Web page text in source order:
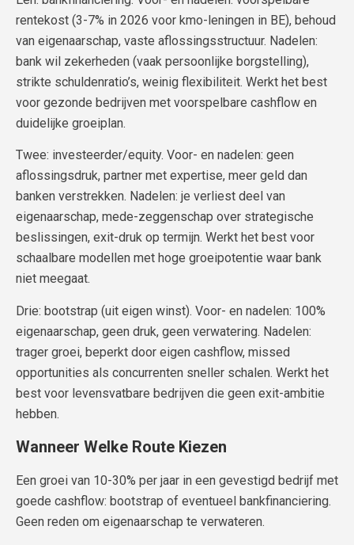
rentekost (3-7% in 2026 voor kmo-leningen in BE), behoud
van eigenaarschap, vaste aflossingsstructuur. Nadelen:
bank wil zekerheden (vaak persoonlijke borgstelling),
strikte schuldenratio’s, weinig flexibiliteit. Werkt het best
voor gezonde bedrijven met voorspelbare cashflow en
duidelijke groeiplan.
Twee: investeerder/equity. Voor- en nadelen: geen
aflossingsdruk, partner met expertise, meer geld dan
banken verstrekken. Nadelen: je verliest deel van
eigenaarschap, mede-zeggenschap over strategische
beslissingen, exit-druk op termijn. Werkt het best voor
schaalbare modellen met hoge groeipotentie waar bank
niet meegaat.
Drie: bootstrap (uit eigen winst). Voor- en nadelen: 100%
eigenaarschap, geen druk, geen verwatering. Nadelen:
trager groei, beperkt door eigen cashflow, missed
opportunities als concurrenten sneller schalen. Werkt het
best voor levensvatbare bedrijven die geen exit-ambitie
hebben.
Wanneer Welke Route Kiezen
Een groei van 10-30% per jaar in een gevestigd bedrijf met
goede cashflow: bootstrap of eventueel bankfinanciering.
Geen reden om eigenaarschap te verwateren.